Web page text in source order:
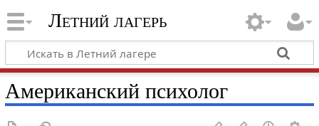
Летний лагерь
Американский психолог